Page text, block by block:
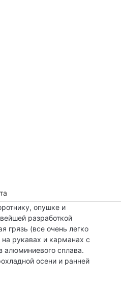
опушке и
разработкой
грязь (все очень легко
рукавах и карманах с
алюминиевого сплава.
осени и ранней